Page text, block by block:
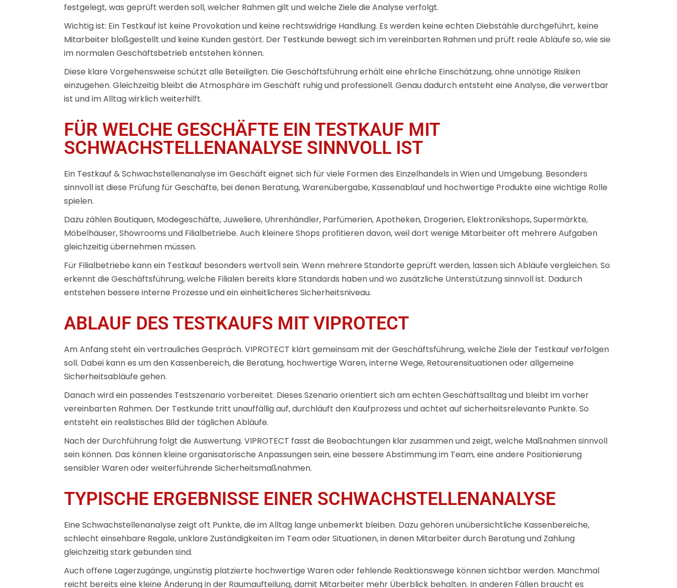
festgelegt, was geprüft werden soll, welcher Rahmen gilt und welche Ziele die Analyse verfolgt.
Wichtig ist: Ein Testkauf ist keine Provokation und keine rechtswidrige Handlung. Es werden keine echten Diebstähle durchgeführt, keine
Mitarbeiter bloßgestellt und keine Kunden gestört. Der Testkunde bewegt sich im vereinbarten Rahmen und prüft reale Abläufe so, wie sie
im normalen Geschäftsbetrieb entstehen können.
Diese klare Vorgehensweise schützt alle Beteiligten. Die Geschäftsführung erhält eine ehrliche Einschätzung, ohne unnötige Risiken
einzugehen. Gleichzeitig bleibt die Atmosphäre im Geschäft ruhig und professionell. Genau dadurch entsteht eine Analyse, die verwertbar
ist und im Alltag wirklich weiterhilft.
FÜR WELCHE GESCHÄFTE EIN TESTKAUF MIT
SCHWACHSTELLENANALYSE SINNVOLL IST
Ein Testkauf & Schwachstellenanalyse im Geschäft eignet sich für viele Formen des Einzelhandels in Wien und Umgebung. Besonders
sinnvoll ist diese Prüfung für Geschäfte, bei denen Beratung, Warenübergabe, Kassenablauf und hochwertige Produkte eine wichtige Rolle
spielen.
Dazu zählen Boutiquen, Modegeschäfte, Juweliere, Uhrenhändler, Parfümerien, Apotheken, Drogerien, Elektronikshops, Supermärkte,
Möbelhäuser, Showrooms und Filialbetriebe. Auch kleinere Shops profitieren davon, weil dort wenige Mitarbeiter oft mehrere Aufgaben
gleichzeitig übernehmen müssen.
Für Filialbetriebe kann ein Testkauf besonders wertvoll sein. Wenn mehrere Standorte geprüft werden, lassen sich Abläufe vergleichen. So
erkennt die Geschäftsführung, welche Filialen bereits klare Standards haben und wo zusätzliche Unterstützung sinnvoll ist. Dadurch
entstehen bessere interne Prozesse und ein einheitlicheres Sicherheitsniveau.
ABLAUF DES TESTKAUFS MIT VIPROTECT
Am Anfang steht ein vertrauliches Gespräch. VIPROTECT klärt gemeinsam mit der Geschäftsführung, welche Ziele der Testkauf verfolgen
soll. Dabei kann es um den Kassenbereich, die Beratung, hochwertige Waren, interne Wege, Retourensituationen oder allgemeine
Sicherheitsabläufe gehen.
Danach wird ein passendes Testszenario vorbereitet. Dieses Szenario orientiert sich am echten Geschäftsalltag und bleibt im vorher
vereinbarten Rahmen. Der Testkunde tritt unauffällig auf, durchläuft den Kaufprozess und achtet auf sicherheitsrelevante Punkte. So
entsteht ein realistisches Bild der täglichen Abläufe.
Nach der Durchführung folgt die Auswertung. VIPROTECT fasst die Beobachtungen klar zusammen und zeigt, welche Maßnahmen sinnvoll
sein können. Das können kleine organisatorische Anpassungen sein, eine bessere Abstimmung im Team, eine andere Positionierung
sensibler Waren oder weiterführende Sicherheitsmaßnahmen.
TYPISCHE ERGEBNISSE EINER SCHWACHSTELLENANALYSE
Eine Schwachstellenanalyse zeigt oft Punkte, die im Alltag lange unbemerkt bleiben. Dazu gehören unübersichtliche Kassenbereiche,
schlecht einsehbare Regale, unklare Zuständigkeiten im Team oder Situationen, in denen Mitarbeiter durch Beratung und Zahlung
gleichzeitig stark gebunden sind.
Auch offene Lagerzugänge, ungünstig platzierte hochwertige Waren oder fehlende Reaktionswege können sichtbar werden. Manchmal
reicht bereits eine kleine Änderung in der Raumaufteilung, damit Mitarbeiter mehr Überblick behalten. In anderen Fällen braucht es